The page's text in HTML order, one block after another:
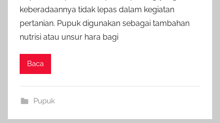
keberadaannya tidak lepas dalam kegiatan
pertanian. Pupuk digunakan sebagai tambahan
nutrisi atau unsur hara bagi
Baca
Pupuk